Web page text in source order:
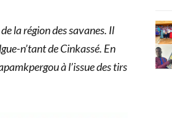
la région des savanes. Il
n’tant de Cinkassé. En
à l’issue des tirs